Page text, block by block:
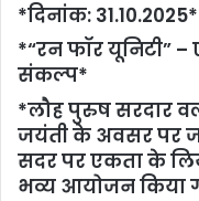
*दिनांक: 31.10.2025*
*“रन फॉर यूनिटी”
संकल्प*
*लौह पुरुष सरदार
जयंती के अवसर पर
सदर पर एकता के लिये
भव्य आयोजन किया